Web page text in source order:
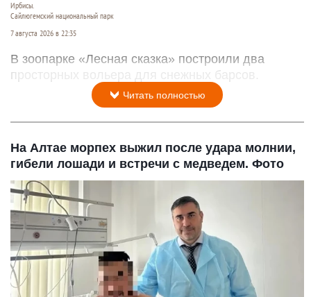
Ирбисы.
Сайлюгемский национальный парк
7 августа 2026 в 22:35
В зоопарке «Лесная сказка» построили два
просторных вольера для снежных барсов.
Читать полностью
На Алтае морпех выжил после удара молнии,
гибели лошади и встречи с медведем. Фото